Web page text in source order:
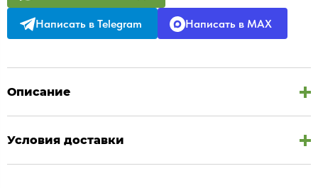
Написать в Telegram Написать в MAX
Описание
Условия доставки